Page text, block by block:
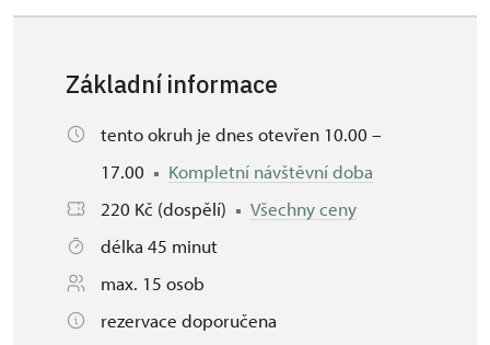
Základní informace
tento okruh je dnes otevřen 10.00 –
17.00
Kompletní návštěvní doba
220 Kč (dospělí)
Všechny ceny
délka 45 minut
max. 15 osob
rezervace doporučena